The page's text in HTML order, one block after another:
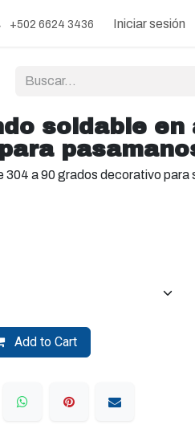
+502 6624 3436 Iniciar sesión
soldable en
304 a 90 grados decorativo para
Add to Cart